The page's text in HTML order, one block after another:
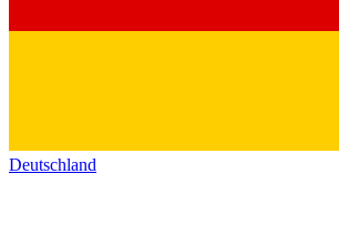
Deutschland